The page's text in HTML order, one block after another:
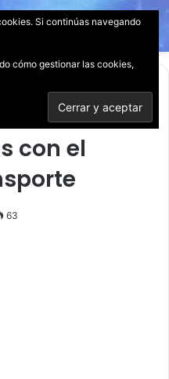
con el
63
Si continúas navegando
cómo gestionar las cookies,